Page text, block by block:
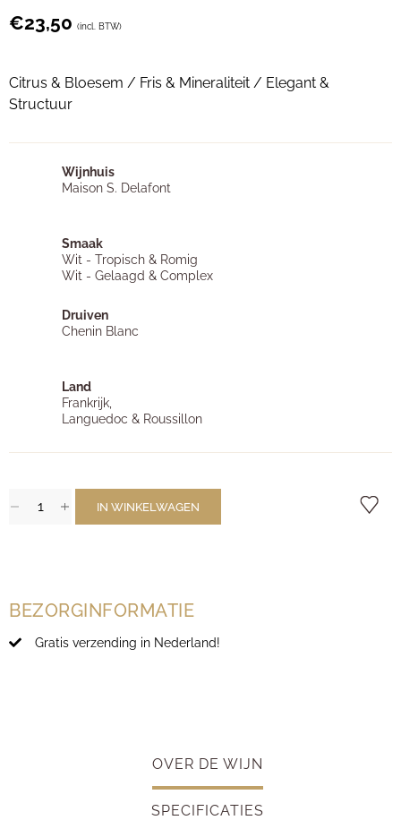
€23,50 (incl. BTW)
Citrus & Bloesem / Fris & Mineraliteit / Elegant &
Structuur
Wijnhuis
Maison S. Delafont
Smaak
Wit - Tropisch & Romig
Wit - Gelaagd & Complex
Druiven
Chenin Blanc
Land
Frankrijk,
Languedoc & Roussillon
IN WINKELWAGEN
BEZORGINFORMATIE
Gratis verzending in Nederland!
OVER DE WIJN
SPECIFICATIES